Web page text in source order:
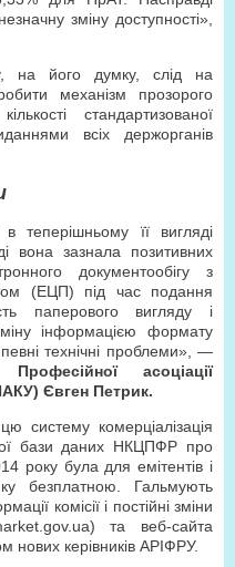
зміну доступності»,
на його думку, слід на
механізм прозорого
стандартизованої
всіх держорганів
теперішньому її вигляді
вона зазнала позитивних
документообігу з
(ЕЦП) під час подання
паперового вигляду і
інформацією формату
технічні проблеми», —
асоціації
Євген Петрик.
систему комерціалізація
бази даних НКЦПФР про
року була для емітентів і
безплатною. Гальмують
комісії і постійні зміни
та веб-сайта
керівників АРІФРУ.